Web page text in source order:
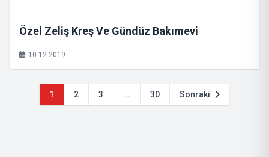
Özel Zeliş Kreş Ve Gündüz Bakımevi
10.12.2019
1 2 3 ... 30 Sonraki